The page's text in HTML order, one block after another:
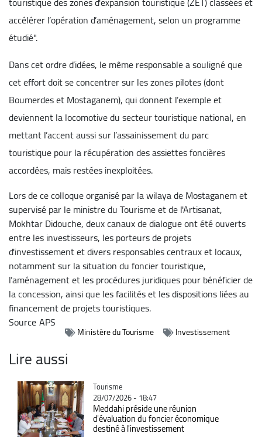
accélérer l’opération d’aménagement, selon un programme
étudié".
Dans cet ordre d’idées, le même responsable a souligné que
cet effort doit se concentrer sur les zones pilotes (dont
Boumerdes et Mostaganem), qui donnent l’exemple et
deviennent la locomotive du secteur touristique national, en
mettant l’accent aussi sur l’assainissement du parc
touristique pour la récupération des assiettes foncières
accordées, mais restées inexploitées.
Lors de ce colloque organisé par la wilaya de Mostaganem et
supervisé par le ministre du Tourisme et de l'Artisanat,
Mokhtar Didouche, deux canaux de dialogue ont été ouverts
entre les investisseurs, les porteurs de projets
d'investissement et divers responsables centraux et locaux,
notamment sur la situation du foncier touristique,
l’aménagement et les procédures juridiques pour bénéficier de
la concession, ainsi que les facilités et les dispositions liées au
financement de projets touristiques.
SourceAPS
Ministère du Tourisme Investissement
Lire aussi
Catégorie
Tourisme
28/07/2026 - 18:47
Meddahi préside une réunion
d'évaluation du foncier économique
destiné à l'investissement